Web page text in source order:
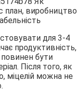
для 3-4
продуктивність,
бути
Після того, як
міцелій можна не